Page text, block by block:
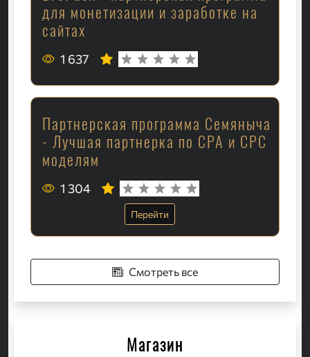
для монетизации и заработке на
сайтах
1 637
Партнерская программа Семяныча
- Лучшая партнерка по CPA и CPC
моделям
1 304
Перейти
Смотреть все
Магазин